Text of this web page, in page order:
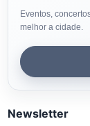
Eventos,
melhor a cidade.
Newsletter